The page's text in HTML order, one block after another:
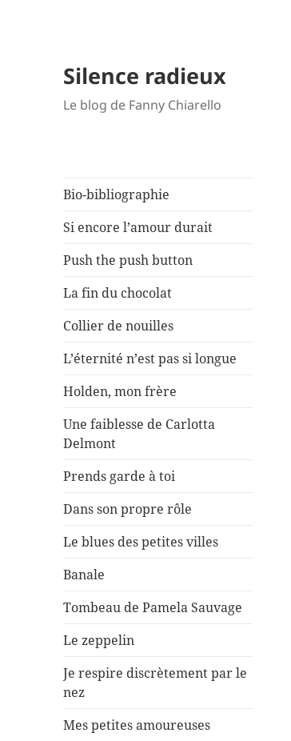
Silence radieux
Le blog de Fanny Chiarello
Bio-bibliographie
Si encore l’amour durait
Push the push button
La fin du chocolat
Collier de nouilles
L’éternité n’est pas si longue
Holden, mon frère
Une faiblesse de Carlotta
Delmont
Prends garde à toi
Dans son propre rôle
Le blues des petites villes
Banale
Tombeau de Pamela Sauvage
Le zeppelin
Je respire discrètement par le
nez
Mes petites amoureuses